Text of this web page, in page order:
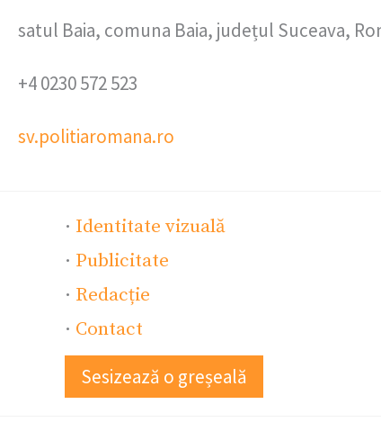
satul Baia, comuna Baia, județul Suceava,
+4 0230 572 523
sv.politiaromana.ro
· Identitate vizuală
· Publicitate
· Redacție
· Contact
Sesizează o greșeală